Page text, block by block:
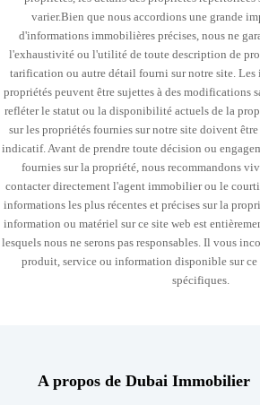
varier.Bien que nous accordions une grande
d'informations immobilières précises, nous ne
l'exhaustivité ou l'utilité de toute description de
tarification ou autre détail fourni sur notre site. Les
propriétés peuvent être sujettes à des modifications
refléter le statut ou la disponibilité actuels de la
sur les propriétés fournies sur notre site doivent
indicatif. Avant de prendre toute décision ou
fournies sur la propriété, nous recommandons
contacter directement l'agent immobilier ou le
informations les plus récentes et précises sur la
information ou matériel sur ce site web est
lesquels nous ne serons pas responsables. Il vous
produit, service ou information disponible sur ce
spécifiques.
A propos de Dubai Immobilier